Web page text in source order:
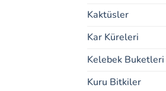
Kaktüsler
Kar Küreleri
Kelebek Buketleri
Kuru Bitkiler